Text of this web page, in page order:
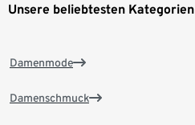
Unsere beliebtesten Kategorien
Damenmode
Damenschmuck